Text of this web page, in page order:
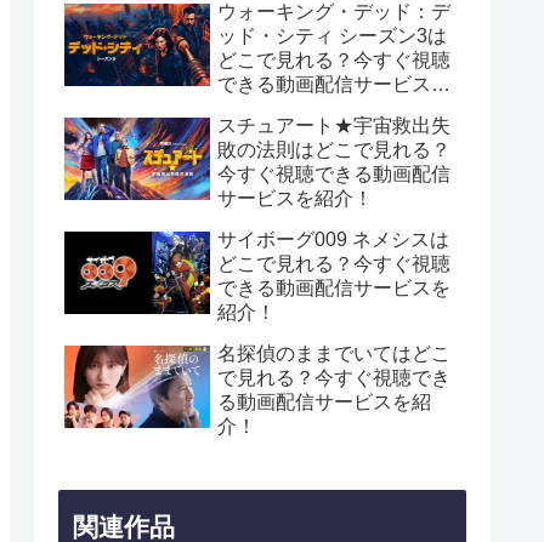
ウォーキング・デッド：デ
ッド・シティ シーズン3は
どこで見れる？今すぐ視聴
できる動画配信サービスを
スチュアート★宇宙救出失
敗の法則はどこで見れる？
今すぐ視聴できる動画配信
サービスを紹介！
サイボーグ009 ネメシスは
どこで見れる？今すぐ視聴
できる動画配信サービスを
紹介！
名探偵のままでいてはどこ
で見れる？今すぐ視聴でき
る動画配信サービスを紹
介！
関連作品